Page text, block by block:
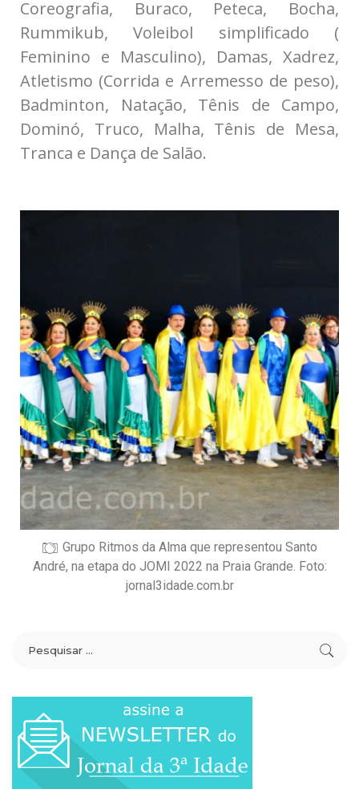
Coreografia, Buraco, Peteca, Bocha,
Rummikub, Voleibol simplificado (
Feminino e Masculino), Damas, Xadrez,
Atletismo (Corrida e Arremesso de peso),
Badminton, Natação, Tênis de Campo,
Dominó, Truco, Malha, Tênis de Mesa,
Tranca e Dança de Salão.
Grupo Ritmos da Alma que representou Santo
André, na etapa do JOMI 2022 na Praia Grande. Foto:
jornal3idade.com.br